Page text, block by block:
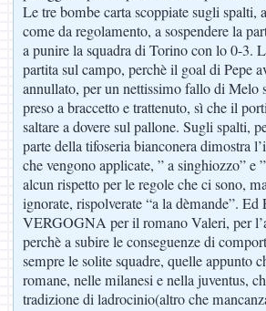
Le tre bombe carta scoppiate sugli spalti,
come da regolamento, a sospendere la
a punire la squadra di Torino con lo 0-3.
partita sul campo, perchè il goal di Pepe
annullato, per un nettissimo fallo di Melo
preso a braccetto e trattenuto, sì che il
saltare a dovere sul pallone. Sugli spalti,
parte della tifoseria bianconera dimostra
che vengono applicate, ” a singhiozzo” e
alcun rispetto per le regole che ci sono,
ignorate, rispolverate “a la dèmande”.
VERGOGNA per il romano Valeri, per
perchè a subire le conseguenze di
sempre le solite squadre, quelle appunto
romane, nelle milanesi e nella juventus,
tradizione di ladrocinio(altro che